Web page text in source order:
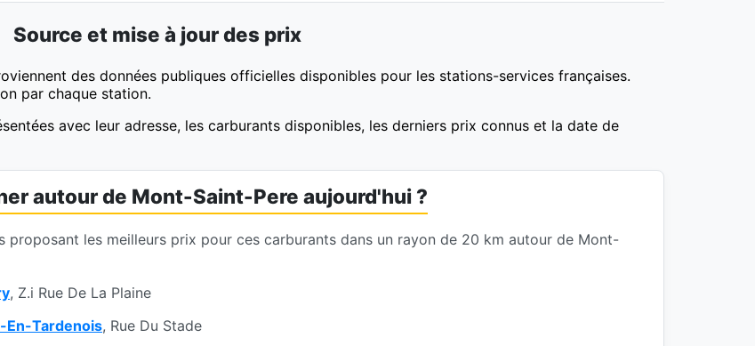
Source et mise à jour des prix
des données publiques officielles disponibles pour les stations-services françaises.
par chaque station.
avec leur adresse, les carburants disponibles, les derniers prix connus et la date de
autour de Mont-Saint-Pere aujourd'hui ?
les meilleurs prix pour ces carburants dans un rayon de 20 km autour de Mont-
, Z.i Rue De La Plaine
En-Tardenois, Rue Du Stade